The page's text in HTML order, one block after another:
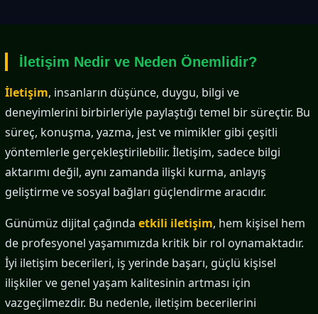
İletişim Nedir ve Neden Önemlidir?
İletişim, insanların düşünce, duygu, bilgi ve
deneyimlerini birbirleriyle paylaştığı temel bir süreçtir. Bu
süreç, konuşma, yazma, jest ve mimikler gibi çeşitli
yöntemlerle gerçekleştirilebilir. İletişim, sadece bilgi
aktarımı değil, aynı zamanda ilişki kurma, anlayış
geliştirme ve sosyal bağları güçlendirme aracıdır.
Günümüz dijital çağında etkili iletişim, hem kişisel hem
de profesyonel yaşamımızda kritik bir rol oynamaktadır.
İyi iletişim becerileri, iş yerinde başarı, güçlü kişisel
ilişkiler ve genel yaşam kalitesinin artması için
vazgeçilmezdir. Bu nedenle, iletişim becerilerini